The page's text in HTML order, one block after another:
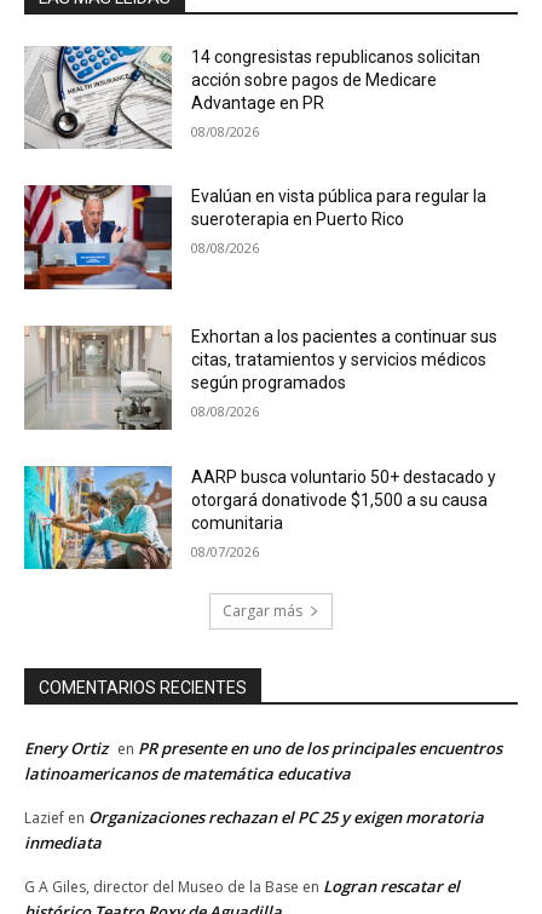
14 congresistas republicanos solicitan
acción sobre pagos de Medicare
Advantage en PR
08/08/2026
Evalúan en vista pública para regular la
sueroterapia en Puerto Rico
08/08/2026
Exhortan a los pacientes a continuar sus
citas, tratamientos y servicios médicos
según programados
08/08/2026
AARP busca voluntario 50+ destacado y
otorgará donativode $1,500 a su causa
comunitaria
08/07/2026
Cargar más
COMENTARIOS RECIENTES
Enery Ortiz en PR presente en uno de los principales encuentros
latinoamericanos de matemática educativa
Lazief en Organizaciones rechazan el PC 25 y exigen moratoria
inmediata
G A Giles, director del Museo de la Base en Logran rescatar el